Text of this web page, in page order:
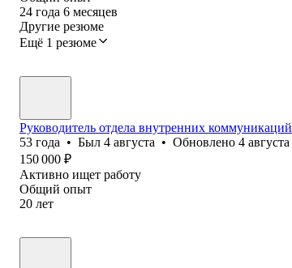
24 года 6 месяцев
Другие резюме
Ещё 1 резюме
Руководитель отдела внутренних коммуникаций
53 года • Был 4 августа • Обновлено 4 августа
150 000 ₽
Активно ищет работу
Общий опыт
20 лет